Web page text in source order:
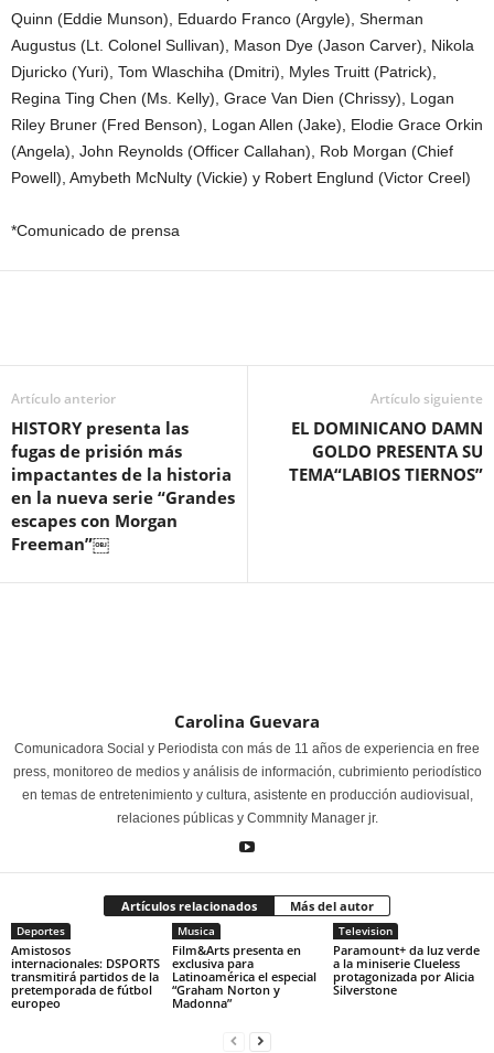
Quinn (Eddie Munson), Eduardo Franco (Argyle), Sherman
Augustus (Lt. Colonel Sullivan), Mason Dye (Jason Carver), Nikola
Djuricko (Yuri), Tom Wlaschiha (Dmitri), Myles Truitt (Patrick),
Regina Ting Chen (Ms. Kelly), Grace Van Dien (Chrissy), Logan
Riley Bruner (Fred Benson), Logan Allen (Jake), Elodie Grace Orkin
(Angela), John Reynolds (Officer Callahan), Rob Morgan (Chief
Powell), Amybeth McNulty (Vickie) y Robert Englund (Victor Creel)
*Comunicado de prensa
Artículo anterior
HISTORY presenta las
fugas de prisión más
impactantes de la historia
en la nueva serie “Grandes
escapes con Morgan
Freeman”￼
Artículo siguiente
EL DOMINICANO DAMN
GOLDO PRESENTA SU
TEMA“LABIOS TIERNOS”
Carolina Guevara
Comunicadora Social y Periodista con más de 11 años de experiencia en free
press, monitoreo de medios y análisis de información, cubrimiento periodístico
en temas de entretenimiento y cultura, asistente en producción audiovisual,
relaciones públicas y Commnity Manager jr.
Artículos relacionados Más del autor
Deportes
Amistosos
internacionales: DSPORTS
transmitirá partidos de la
pretemporada de fútbol
europeo
Musica
Film&Arts presenta en
exclusiva para
Latinoamérica el especial
“Graham Norton y
Madonna”
Television
Paramount+ da luz verde
a la miniserie Clueless
protagonizada por Alicia
Silverstone